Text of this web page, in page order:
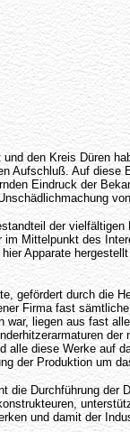
den Kreis Düren
Aufschluß. Auf
Eindruck der
der
Mittelpunkt des
Apparate
durch die
Firma fast
liegen aus fast
diese Werke auf
der Produktion um
Durchführung
und damit der